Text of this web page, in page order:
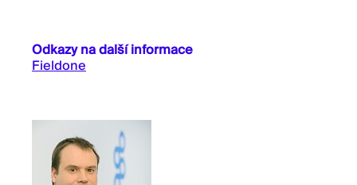
Odkazy na další informace
Fieldone